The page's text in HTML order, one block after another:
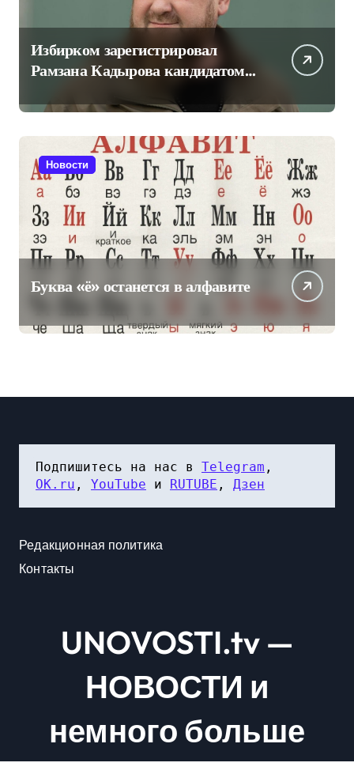
Избирком зарегистрировал
Рамзана Кадырова кандидатом
Новости
Буква «ё» останется в алфавите
Подпишитесь на нас в Telegram
OK.ru , YouTube и RUTUBE , Дзен
Редакционная политика
Контакты
UNOVOSTI.tv —
НОВОСТИ и
немного больше